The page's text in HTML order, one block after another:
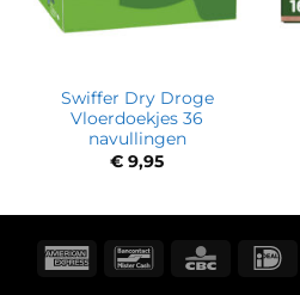
Swiffer Dry Droge
Vloerdoekjes 36
navullingen
€ 9,95
American BancontactCBC